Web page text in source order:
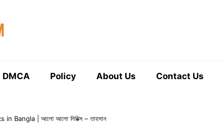
DMCA Policy About Us Contact Us
in Bangla | আলো আলো লিরিক্স – তাহসান